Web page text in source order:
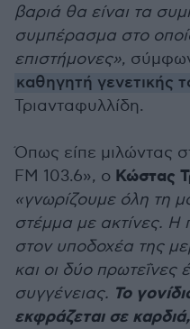
βαριά θα είναι τα
συμπέρασμα στο
επιστήμονες»,
καθηγητή γενετικής
Τριανταφυλλίδη.
Όπως είπε μιλώντας
FM 103.6», ο Κώστας
«γνωρίζουμε όλη τη
στέμμα με ακτίνες. Η
στον υποδοχέα της
και οι δύο
συγγένειας. Το
εκφράζεται σε